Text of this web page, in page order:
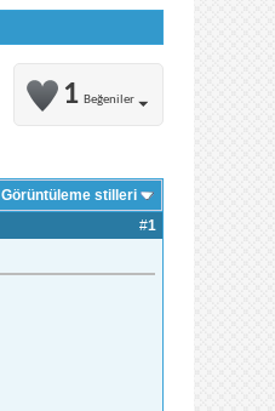
1 Beğeniler
Görüntüleme stilleri
#1